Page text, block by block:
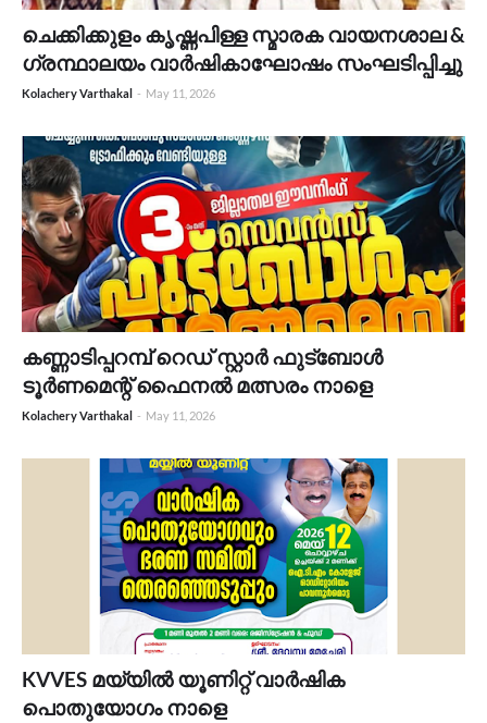
ചെക്കിക്കുളം കൃഷ്ണപിള്ള സ്മാരക വായനശാല &
ഗ്രന്ഥാലയം വാർഷികാഘോഷം സംഘടിപ്പിച്ചു
Kolachery Varthakal - May 11, 2026
കണ്ണാടിപ്പറമ്പ് റെഡ് സ്റ്റാർ ഫുട്ബോൾ
ടൂർണമെന്റ് ഫൈനൽ മത്സരം നാളെ
Kolachery Varthakal - May 11, 2026
KVVES മയ്യിൽ യൂണിറ്റ് വാർഷിക
പൊതുയോഗം നാളെ